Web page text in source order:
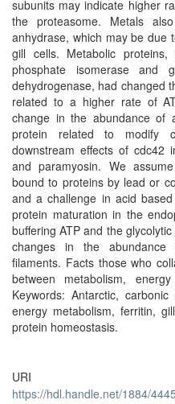
subunits may indicate higher
the proteasome. Metals
anhydrase, which may be due
gill cells. Metabolic
phosphate isomerase and
dehydrogenase, had changed
related to a higher rate of
change in the abundance of
protein related to modify
downstream effects of cdc42
and paramyosin. We
bound to proteins by lead or
and a challenge in acid
protein maturation in the
buffering ATP and the
changes in the abundance
filaments. Facts those who
between metabolism,
Keywords: Antarctic,
energy metabolism, ferritin,
protein homeostasis.
URI
https://hdl.handle.net/1884/